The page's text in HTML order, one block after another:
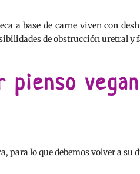
a base de carne viven con
de obstrucción uretral y
para lo que debemos volver a